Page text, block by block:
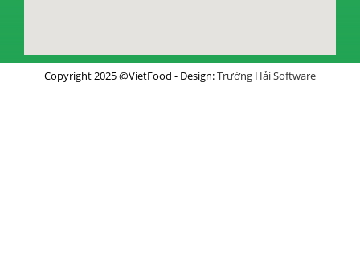
Copyright 2025 @VietFood - Design:Trường Hải Software